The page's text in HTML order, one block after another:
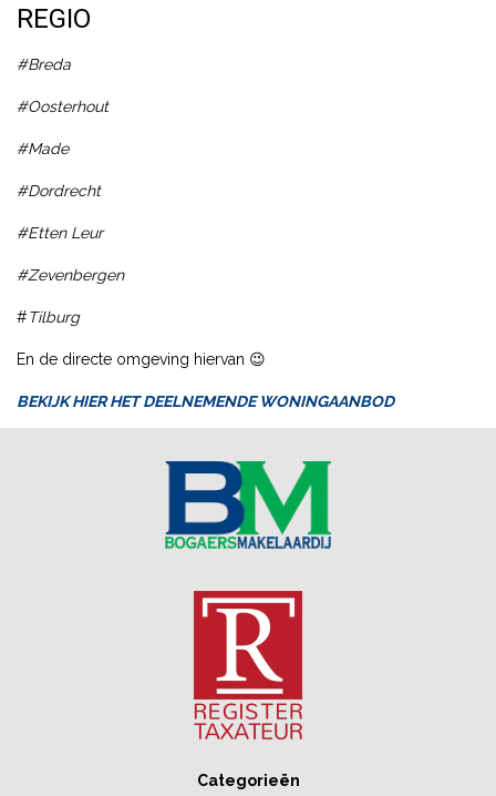
REGIO
#Breda
#Oosterhout
#Made
#Dordrecht
#Etten Leur
#Zevenbergen
#Tilburg
En de directe omgeving hiervan 😉
BEKIJK HIER HET DEELNEMENDE WONINGAANBOD
Categorieën